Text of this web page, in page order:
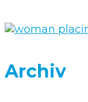
Archiv